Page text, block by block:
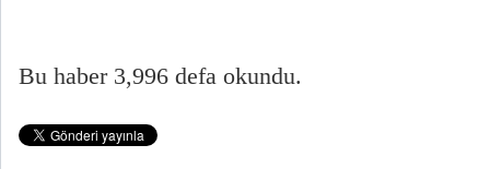
Bu haber 3,996 defa okundu.